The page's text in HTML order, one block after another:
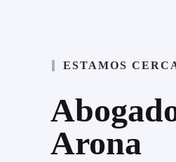
ESTAMOS
Arona